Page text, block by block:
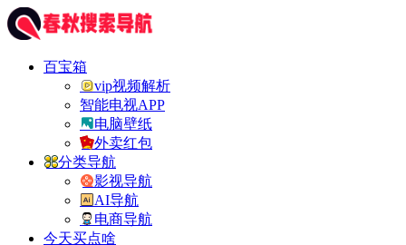
百宝箱
vip视频解析
智能电视APP
电脑壁纸
外卖红包
分类导航
影视导航
AI导航
电商导航
今天买点啥